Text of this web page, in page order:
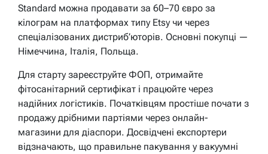
Standard можна продавати за 60–70 євро за
кілограм на платформах типу Etsy чи через
спеціалізованих дистриб’юторів. Основні покупці —
Німеччина, Італія, Польща.
Для старту зареєструйте ФОП, отримайте
фітосанітарний сертифікат і працюйте через
надійних логістиків. Початківцям простіше почати з
продажу дрібними партіями через онлайн-
магазини для діаспори. Досвідчені експортери
відзначають, що правильне пакування у вакуумні